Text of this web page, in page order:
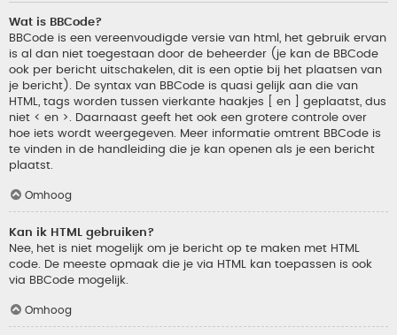
Wat is BBCode?
BBCode is een vereenvoudigde versie van html, het gebruik ervan
is al dan niet toegestaan door de beheerder (je kan de BBCode
ook per bericht uitschakelen, dit is een optie bij het plaatsen van
je bericht). De syntax van BBCode is quasi gelijk aan die van
HTML, tags worden tussen vierkante haakjes [ en ] geplaatst, dus
niet < en >. Daarnaast geeft het ook een grotere controle over
hoe iets wordt weergegeven. Meer informatie omtrent BBCode is
te vinden in de handleiding die je kan openen als je een bericht
plaatst.
Omhoog
Kan ik HTML gebruiken?
Nee, het is niet mogelijk om je bericht op te maken met HTML
code. De meeste opmaak die je via HTML kan toepassen is ook
via BBCode mogelijk.
Omhoog